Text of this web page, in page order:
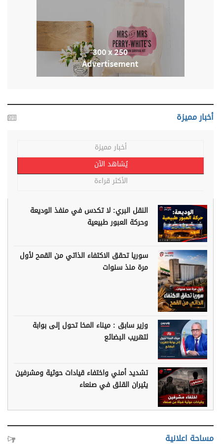
أخبار مميزة
أخبار مميزة
يُشاهد الآن
الأكثر قراءة
النقل البري: لا تكدس في منفذ الوديعة
وحركة العبور طبيعية
سوريا تحقق الاكتفاء الذاتي من القمح لأول
مرة منذ سنوات
وزير سابق : ميناء المخا تحول إلى بوابة
لتهريب البضائع
تشديد أمني واختفاء قيادات حوثية ومشرفين
يثيران القلق في صنعاء
مساحة اعلانية